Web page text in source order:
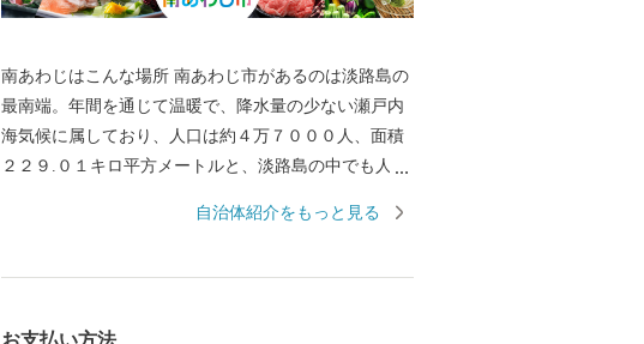
南あわじはこんな場所 南あわじ市があるのは淡路島の
最南端。年間を通じて温暖で、降水量の少ない瀬戸内
海気候に属しており、人口は約４万７０００人、面積
２２９.０１キロ平方メートルと、淡路島の中でも人
は橋とつながっています。 神戸や大阪、四国からもア
自治体紹介をもっと見る
お支払い方法